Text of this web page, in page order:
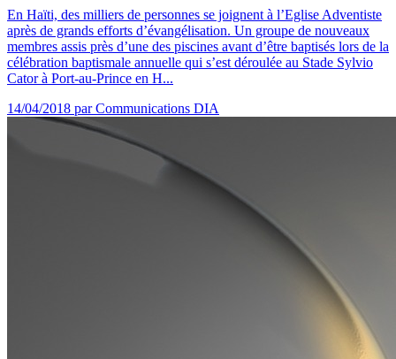
En Haïti, des milliers de personnes se joignent à l’Eglise Adventiste
après de grands efforts d’évangélisation. Un groupe de nouveaux
membres assis près d’une des piscines avant d’être baptisés lors de la
célébration baptismale annuelle qui s’est déroulée au Stade Sylvio
Cator à Port-au-Prince en H...
14/04/2018 par Communications DIA